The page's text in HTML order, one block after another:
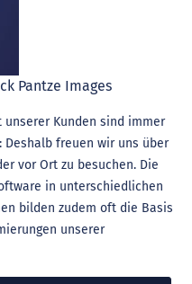
Pantze Images
Kunden sind immer
freuen wir uns über
vor Ort zu besuchen. Die
in unterschiedlichen
bilden zudem oft die Basis
unserer